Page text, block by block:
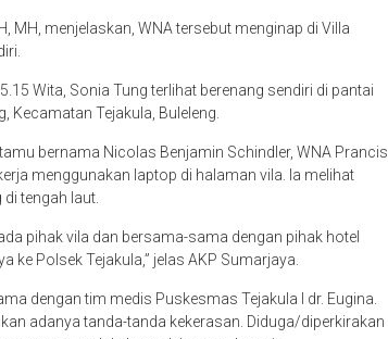
MH, menjelaskan, WNA tersebut menginap di Villa
Wita, Sonia Tung terlihat berenang sendiri di pantai
Kecamatan Tejakula, Buleleng.
bernama Nicolas Benjamin Schindler, WNA Prancis,
menggunakan laptop di halaman vila. Ia melihat
tengah laut.
pihak vila dan bersama-sama dengan pihak hotel
ke Polsek Tejakula,” jelas AKP Sumarjaya.
dengan tim medis Puskesmas Tejakula I dr. Eugina.
adanya tanda-tanda kekerasan. Diduga/diperkirakan